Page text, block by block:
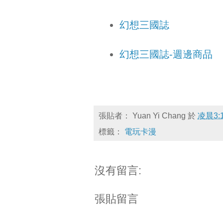
幻想三國誌
幻想三國誌-週邊商品
張貼者： Yuan Yi Chang 於 凌晨
標籤： 電玩卡漫
沒有留言:
張貼留言